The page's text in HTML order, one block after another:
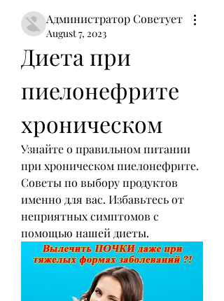
Администратор Советует
August 7, 2023
Диета при
пиелонефрите
хроническом
Узнайте о правильном питании
при хроническом пиелонефрите.
Советы по выбору продуктов
именно для вас. Избавьтесь от
неприятных симптомов с
помощью нашей диеты.